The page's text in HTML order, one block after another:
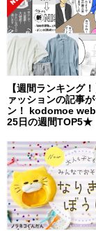
【週間ランキング
ァッションの記事
ン！ kodomoe
25日の週間TOP5★